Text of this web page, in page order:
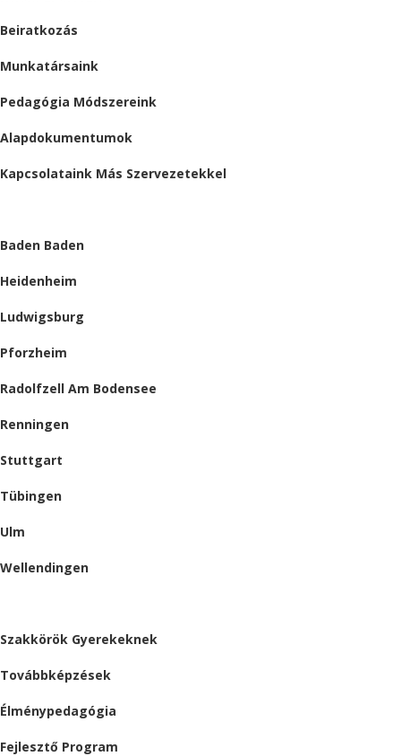
Beiratkozás
Munkatársaink
Pedagógia Módszereink
Alapdokumentumok
Kapcsolataink Más Szervezetekkel
Baden Baden
Heidenheim
Ludwigsburg
Pforzheim
Radolfzell Am Bodensee
Renningen
Stuttgart
Tübingen
Ulm
Wellendingen
Szakkörök Gyerekeknek
Továbbképzések
Élménypedagógia
Fejlesztő Program